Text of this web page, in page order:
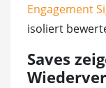
Engagement
isoliert
Saves